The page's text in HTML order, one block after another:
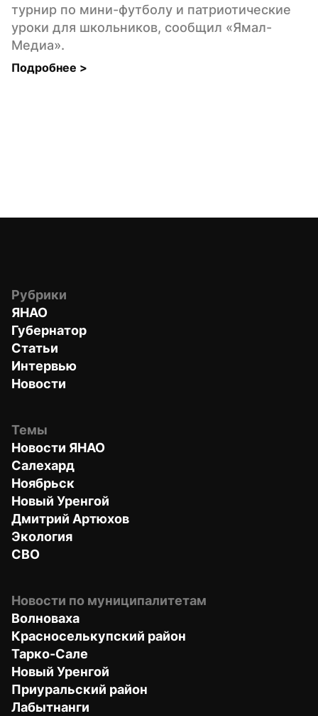
турнир по мини-футболу и патриотические
уроки для школьников, сообщил «Ямал-
Медиа».
Подробнее >
Рубрики
ЯНАО
Губернатор
Статьи
Интервью
Новости
Темы
Новости ЯНАО
Салехард
Ноябрьск
Новый Уренгой
Дмитрий Артюхов
Экология
СВО
Новости по муниципалитетам
Волноваха
Красноселькупский район
Тарко-Сале
Новый Уренгой
Приуральский район
Лабытнанги